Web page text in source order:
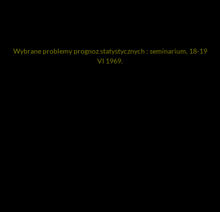
Wybrane problemy prognoz statystycznych : seminarium, 18-19
VI 1969.